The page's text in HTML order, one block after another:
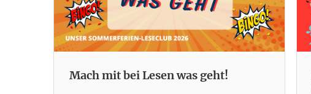
Mach mit bei Lesen was geht!